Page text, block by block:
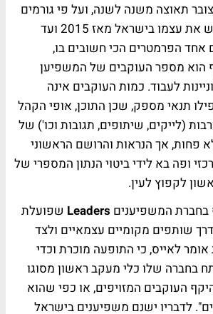
תאוצה משנה לשנה, ועל פי גורמים
בשוק המקומי שילש את עצמו בישראל מאז 2015 ועד
אחד הפרמטרים הכי חשובים בו,
מספר העוקבים של המשפיען
לעבוד. כמות העוקבים אינה
תנאי מספק, שכן התוכן, אופי הקהל
(לייקים, שיתופים, תגובות וכו') של
פחות, אך הנראות והרושם הראשוני
ופה בא לידי ביטוי הנתון המספרי של
לקפוץ לעין.
בחברת המשפיענים Leaders שפועלת
שותפים מקומיים עצמאיים ולצד
לאייס, כי התופעה מוכרת וכדי
בחברה שלו כלי מעקב ראשון מסוגו
העוקבים המזויפים, או כפי שהוא
לדבריו ישנם משפיענים בישראל